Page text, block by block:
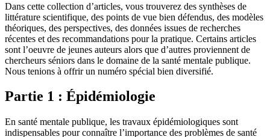
Dans cette collection d’articles, vous trouverez des synthèses de
littérature scientifique, des points de vue bien défendus, des modèles
théoriques, des perspectives, des données issues de recherches
récentes et des recommandations pour la pratique. Certains articles
sont l’oeuvre de jeunes auteurs alors que d’autres proviennent de
chercheurs séniors dans le domaine de la santé mentale publique.
Nous tenions à offrir un numéro spécial bien diversifié.
Partie 1 : Épidémiologie
En santé mentale publique, les travaux épidémiologiques sont
indispensables pour connaître l’importance des problèmes de santé